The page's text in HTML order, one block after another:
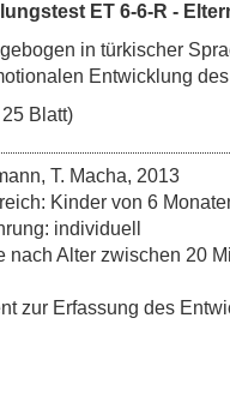
ET 6-6-R -
in türkischer
Entwicklung
Blatt)
T. Macha, 2013
Kinder von 6
individuell
nach Alter zwischen 20
zur Erfassung des